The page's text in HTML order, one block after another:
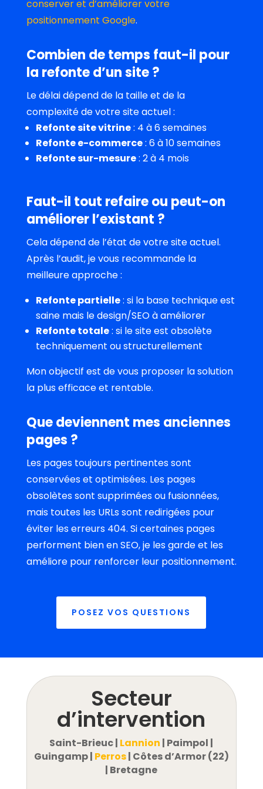
conserver et d’améliorer votre
positionnement Google.
Combien de temps faut-il pour
la refonte d’un site ?
Le délai dépend de la taille et de la
complexité de votre site actuel :
Refonte site vitrine: 4 à 6 semaines
Refonte e-commerce: 6 à 10 semaines
Refonte sur-mesure: 2 à 4 mois
Faut-il tout refaire ou peut-on
améliorer l’existant ?
Cela dépend de l’état de votre site actuel.
Après l’audit, je vous recommande la
meilleure approche :
Refonte partielle: si la base technique est
saine mais le design/SEO à améliorer
Refonte totale: si le site est obsolète
techniquement ou structurellement
Mon objectif est de vous proposer la solution
la plus efficace et rentable.
Que deviennent mes anciennes
pages ?
Les pages toujours pertinentes sont
conservées et optimisées. Les pages
obsolètes sont supprimées ou fusionnées,
mais toutes les URLs sont redirigées pour
éviter les erreurs 404. Si certaines pages
performent bien en SEO, je les garde et les
améliore pour renforcer leur positionnement.
POSEZ VOS QUESTIONS
Secteur
d’intervention
Saint-Brieuc | Lannion | Paimpol |
Guingamp | Perros| Côtes d’Armor (22)
| Bretagne